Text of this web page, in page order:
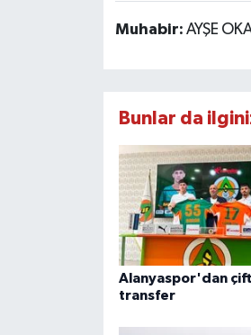
Muhabir: AYŞE
Bunlar da
Alanyaspor'dan
transfer